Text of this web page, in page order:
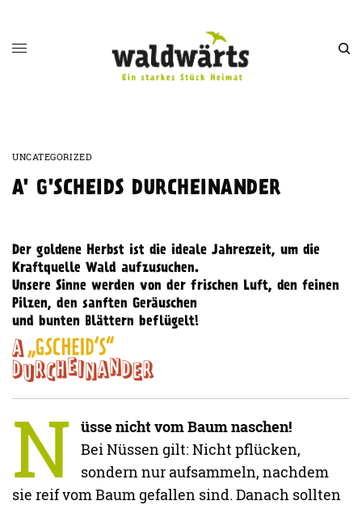
UNCATEGORIZED
A' G'SCHEIDS DURCHEINANDER
Der goldene Herbst ist die ideale Jahreszeit, um die
Kraftquelle Wald aufzusuchen.
Unsere Sinne werden von der frischen Luft, den feinen
Pilzen, den sanften Geräuschen
und bunten Blättern beflügelt!
N üsse nicht vom Baum naschen!
Bei Nüssen gilt: Nicht pflücken,
sondern nur aufsammeln, nachdem
sie reif vom Baum gefallen sind. Danach sollten